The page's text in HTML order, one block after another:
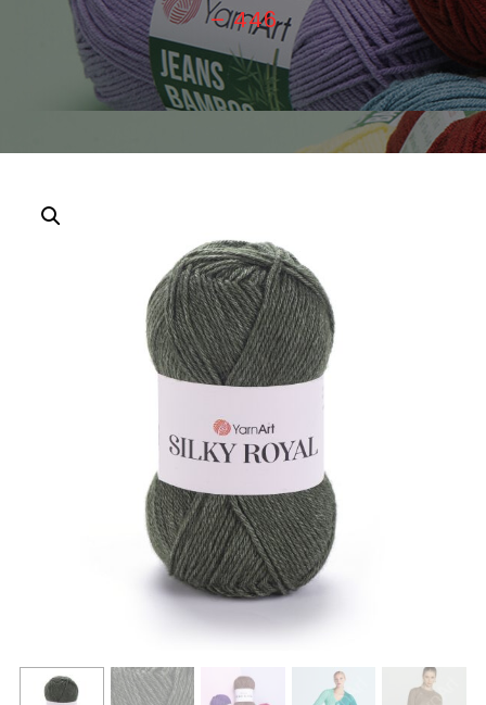
– 446